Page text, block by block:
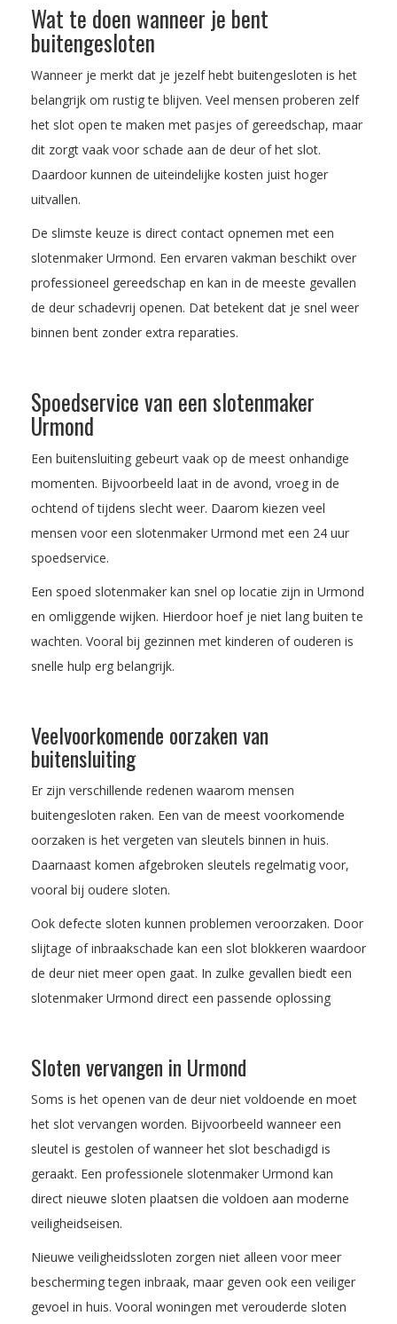
Wat te doen wanneer je bent
buitengesloten
Wanneer je merkt dat je jezelf hebt buitengesloten is het
belangrijk om rustig te blijven. Veel mensen proberen zelf
het slot open te maken met pasjes of gereedschap, maar
dit zorgt vaak voor schade aan de deur of het slot.
Daardoor kunnen de uiteindelijke kosten juist hoger
uitvallen.
De slimste keuze is direct contact opnemen met een
slotenmaker Urmond. Een ervaren vakman beschikt over
professioneel gereedschap en kan in de meeste gevallen
de deur schadevrij openen. Dat betekent dat je snel weer
binnen bent zonder extra reparaties.
Spoedservice van een slotenmaker
Urmond
Een buitensluiting gebeurt vaak op de meest onhandige
momenten. Bijvoorbeeld laat in de avond, vroeg in de
ochtend of tijdens slecht weer. Daarom kiezen veel
mensen voor een slotenmaker Urmond met een 24 uur
spoedservice.
Een spoed slotenmaker kan snel op locatie zijn in Urmond
en omliggende wijken. Hierdoor hoef je niet lang buiten te
wachten. Vooral bij gezinnen met kinderen of ouderen is
snelle hulp erg belangrijk.
Veelvoorkomende oorzaken van
buitensluiting
Er zijn verschillende redenen waarom mensen
buitengesloten raken. Een van de meest voorkomende
oorzaken is het vergeten van sleutels binnen in huis.
Daarnaast komen afgebroken sleutels regelmatig voor,
vooral bij oudere sloten.
Ook defecte sloten kunnen problemen veroorzaken. Door
slijtage of inbraakschade kan een slot blokkeren waardoor
de deur niet meer open gaat. In zulke gevallen biedt een
slotenmaker Urmond direct een passende oplossing
Sloten vervangen in Urmond
Soms is het openen van de deur niet voldoende en moet
het slot vervangen worden. Bijvoorbeeld wanneer een
sleutel is gestolen of wanneer het slot beschadigd is
geraakt. Een professionele slotenmaker Urmond kan
direct nieuwe sloten plaatsen die voldoen aan moderne
veiligheidseisen.
Nieuwe veiligheidssloten zorgen niet alleen voor meer
bescherming tegen inbraak, maar geven ook een veiliger
gevoel in huis. Vooral woningen met verouderde sloten